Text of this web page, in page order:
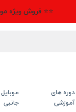
⭐⭐ فروش ویژه
دوره های
آموزشی
جانبی